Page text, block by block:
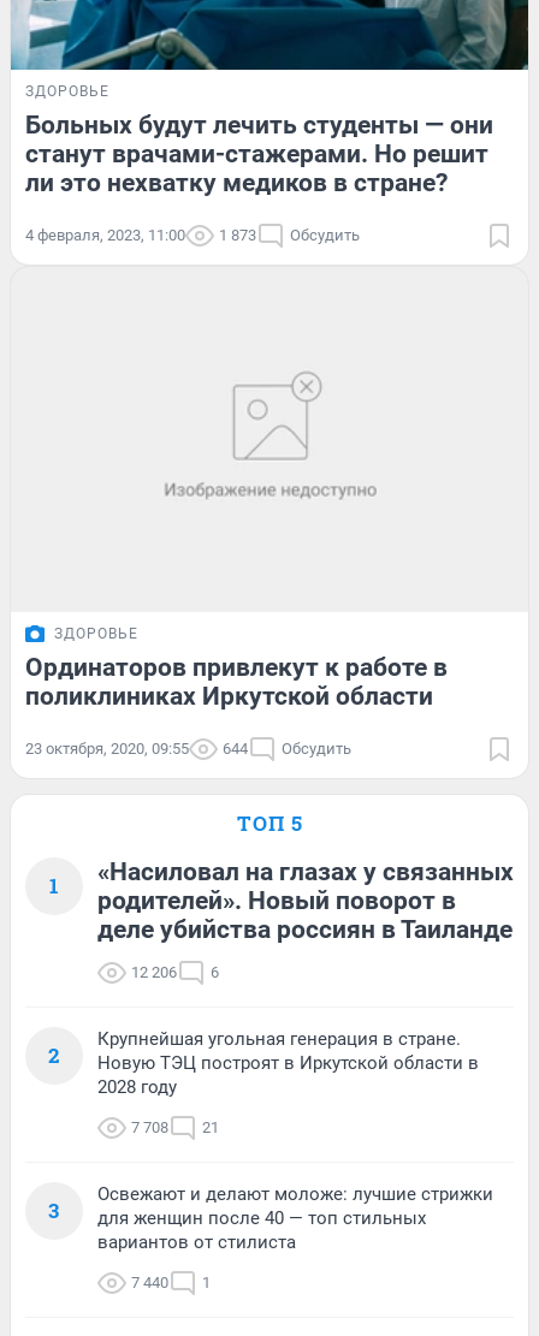
ЗДОРОВЬЕ
Больных будут лечить студенты — они
станут врачами-стажерами. Но решит
ли это нехватку медиков в стране?
4 февраля, 2023, 11:00 1 873 Обсудить
ЗДОРОВЬЕ
Ординаторов привлекут к работе в
поликлиниках Иркутской области
23 октября, 2020, 09:55 644 Обсудить
ТОП 5
1
«Насиловал на глазах у связанных
родителей». Новый поворот в
деле убийства россиян в Таиланде
12 206 6
2
Крупнейшая угольная генерация в стране.
Новую ТЭЦ построят в Иркутской области в
2028 году
7 708 21
3
Освежают и делают моложе: лучшие стрижки
для женщин после 40 — топ стильных
вариантов от стилиста
7 440 1